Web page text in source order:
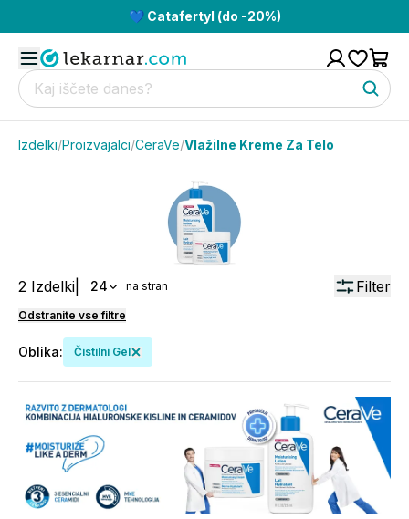
💙 Catafertyl (do -20%)
Izdelki/Proizvajalci/CeraVe/Vlažilne Kreme Za Telo
2 Izdelki 24 na stran Filter
Odstranite vse filtre
Oblika: Čistilni Gel